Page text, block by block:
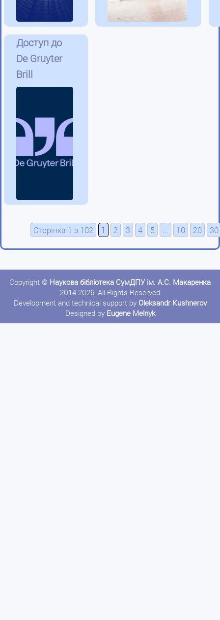
Доступ до
De Gruyter
Brill
Сторінка 1 з 102 1 2 3 4 5 ... 10 20 30
Copyright © Наукова бібліотека СумДПУ ім. А.С. Макаренка
2014-2026, All Rights Reserved
Development and technical support by Oleksandr Kushnerov
Designed by Eugene Melnyk